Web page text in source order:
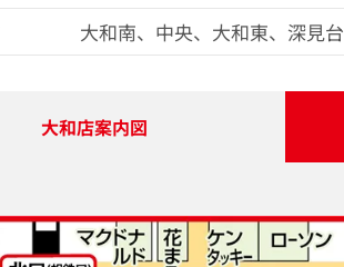
大和南、中央、大和東、深見台
大和店案内図